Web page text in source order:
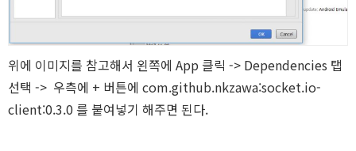
AWS
위에 이미지를 참고해서 왼쪽에 App 클릭 -> Dependencies 탭
선택 -> 우측에 + 버튼에 com.github.nkzawa:socket.io-
client:0.3.0 를 붙여넣기 해주면 된다.